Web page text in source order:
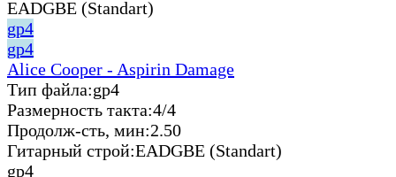
EADGBE (Standart)
gp4
gp4
Alice Cooper - Aspirin Damage
Тип файла:gp4
Размерность такта:4/4
Продолж-сть, мин:2.50
Гитарный строй:EADGBE (Standart)
gp4